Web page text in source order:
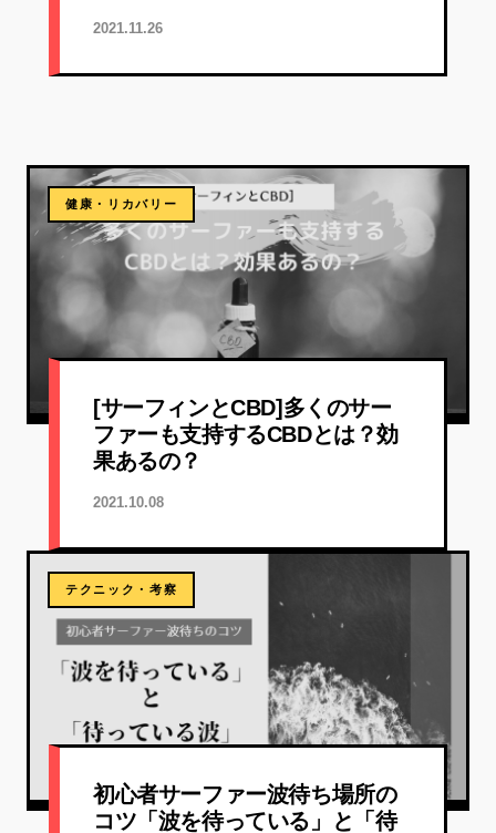
2021.11.26
健康・リカバリー
[サーフィンとCBD]多くのサー
ファーも支持するCBDとは？効
果あるの？
2021.10.08
テクニック・考察
初心者サーファー波待ち場所の
コツ「波を待っている」と「待